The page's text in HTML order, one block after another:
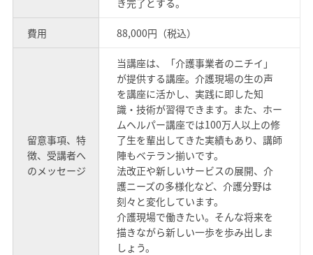
費用 88,000円（税込）
留意事項、特
徴、受講者へ
のメッセージ
当講座は、「介護事業者のニチイ」
が提供する講座。介護現場の生の声
を講座に活かし、実践に即した知
識・技術が習得できます。また、ホー
ムヘルパー講座では100万人以上の修
了生を輩出してきた実績もあり、講師
陣もベテラン揃いです。
法改正や新しいサービスの展開、介
護ニーズの多様化など、介護分野は
刻々と変化しています。
介護現場で働きたい。そんな将来を
描きながら新しい一歩を歩み出しま
しょう。